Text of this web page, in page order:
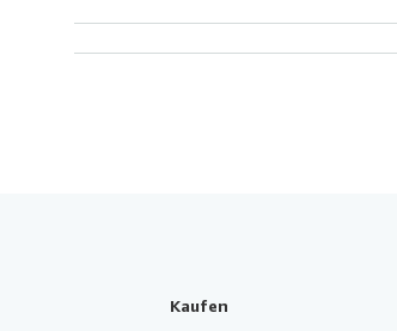
Kaufen